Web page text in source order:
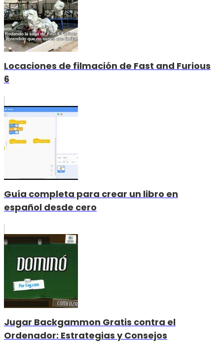
Locaciones de filmación de Fast and Furious
6
Guía completa para crear un libro en
español desde cero
Jugar Backgammon Gratis contra el
Ordenador: Estrategias y Consejos